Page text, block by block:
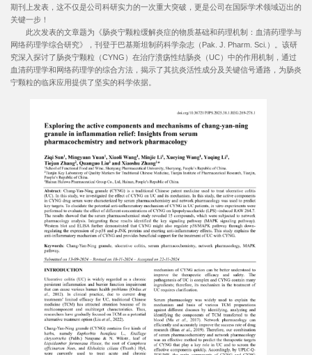
期刊上发表，这不仅是公司科研实力的一次重大突破，更是公司在国际学术领域迈出的
关键一步！
此次发表的文章题为《肠炎宁颗粒缓解炎症的物质基础和药理机制：血清药理学与
网络药理学综合研究》，刊登于巴基斯坦制药科学杂志（Pak. J. Pharm. Sci.）。该研
究深入探讨了肠炎宁颗粒（CYNG）在治疗溃疡性结肠炎（UC）中的作用机制，通过
血清药理学和网络药理学的综合方法，揭示了其抗炎活性成分及关键信号通路，为肠炎
宁颗粒的临床应用提供了坚实的科学依据。